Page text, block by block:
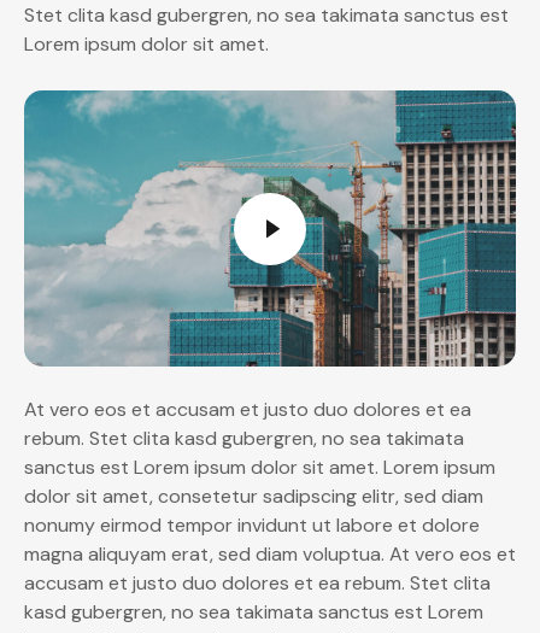
Stet clita kasd gubergren, no sea takimata sanctus est
Lorem ipsum dolor sit amet.
At vero eos et accusam et justo duo dolores et ea
rebum. Stet clita kasd gubergren, no sea takimata
sanctus est Lorem ipsum dolor sit amet. Lorem ipsum
dolor sit amet, consetetur sadipscing elitr, sed diam
nonumy eirmod tempor invidunt ut labore et dolore
magna aliquyam erat, sed diam voluptua. At vero eos et
accusam et justo duo dolores et ea rebum. Stet clita
kasd gubergren, no sea takimata sanctus est Lorem